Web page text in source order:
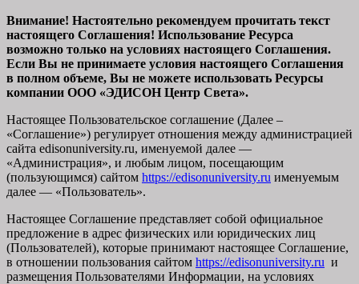
Внимание! Настоятельно рекомендуем прочитать текст
настоящего Соглашения! Использование Ресурса
возможно только на условиях настоящего Соглашения.
Если Вы не принимаете условия настоящего Соглашения
в полном объеме, Вы не можете использовать Ресурсы
компании ООО «ЭДИСОН Центр Света».
Настоящее Пользовательское соглашение (Далее –
«Соглашение») регулирует отношения между администрацией
сайта edisonuniversity.ru, именуемой далее —
«Администрация», и любым лицом, посещающим
(пользующимся) сайтом https://edisonuniversity.ru именуемым
далее — «Пользователь».
Настоящее Соглашение представляет собой официальное
предложение в адрес физических или юридических лиц
(Пользователей), которые принимают настоящее Соглашение,
в отношении пользования сайтом https://edisonuniversity.ru и
размещения Пользователями Информации, на условиях